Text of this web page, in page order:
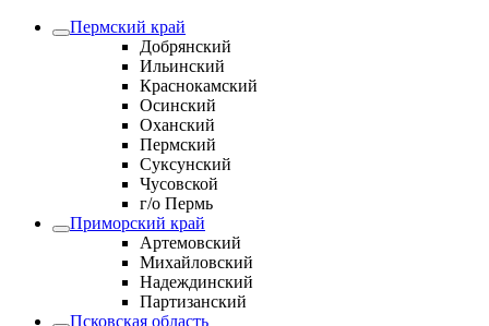
Пермский край
Добрянский
Ильинский
Краснокамский
Осинский
Оханский
Пермский
Суксунский
Чусовской
г/о Пермь
Приморский край
Артемовский
Михайловский
Надеждинский
Партизанский
Псковская область